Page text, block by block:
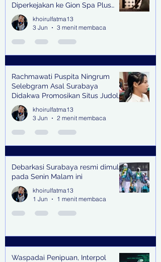
Diperkejakan ke Gion Spa Plus
and Pub Surabaya,
khoirulfatma13
3 Jun
3 menit membaca
Rachmawati Puspita Ningrum
Selebgram Asal Surabaya
Didakwa Promosikan Situs Judol,
Raup Rp2 Juta dari Tiga Kali
Endorse
khoirulfatma13
3 Jun
2 menit membaca
Debarkasi Surabaya resmi dimulai
pada Senin Malam ini
khoirulfatma13
1 Jun
1 menit membaca
Waspadai Penipuan, Interpol